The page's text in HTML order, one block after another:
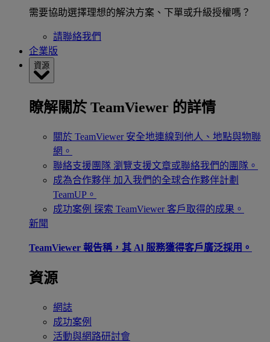
需要協助選擇理想的解決方案、下單或升級授權嗎？
請聯絡我們
企業版
資源
瞭解關於 TeamViewer 的詳情
關於 TeamViewer 安全地連線到他人、地點與物聯
網。
聯絡支援團隊 瀏覽支援文章或聯絡我們的團隊。
成為合作夥伴 加入我們的全球合作夥伴計劃
TeamUP。
成功案例 探索 TeamViewer 客戶取得的成果。
新聞
TeamViewer 報告稱，其 Al 服務獲得客戶廣泛採用。
資源
網誌
成功案例
活動與網路研討會